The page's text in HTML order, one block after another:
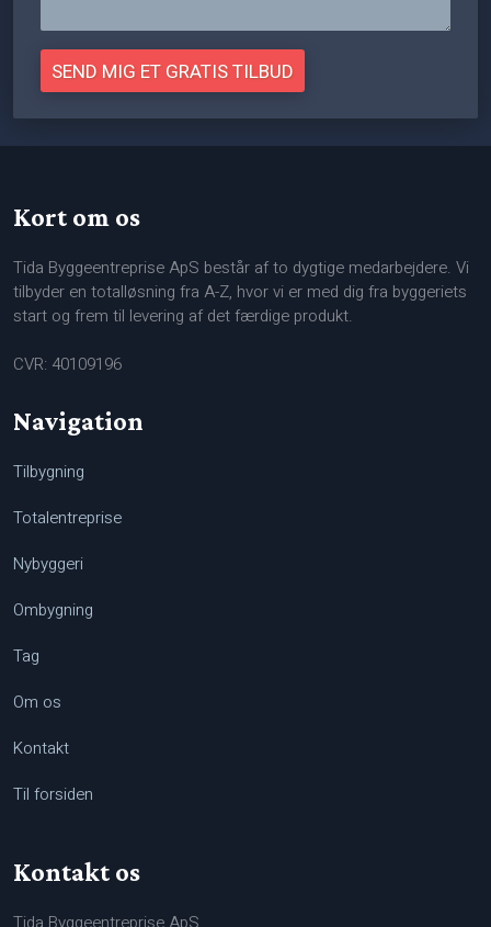
Kort om os
Tida Byggeentreprise ApS består af to dygtige medarbejdere. Vi
tilbyder en totalløsning fra A-Z, hvor vi er med dig fra byggeriets
start og frem til levering af det færdige produkt.
CVR: 40109196
Navigation
Tilbygning
Totalentreprise
Nybyggeri
Ombygning
Tag
Om os
Kontakt
Til forsiden
Kontakt os